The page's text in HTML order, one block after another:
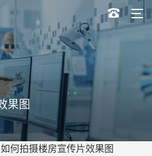
果图
何拍摄楼房宣传片效果图